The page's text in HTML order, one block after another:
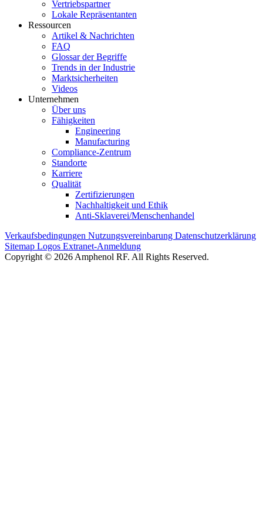
Vertriebspartner
Lokale Repräsentanten
Ressourcen
Artikel & Nachrichten
FAQ
Glossar der Begriffe
Trends in der Industrie
Marktsicherheiten
Videos
Unternehmen
Über uns
Fähigkeiten
Engineering
Manufacturing
Compliance-Zentrum
Standorte
Karriere
Qualität
Zertifizierungen
Nachhaltigkeit und Ethik
Anti-Sklaverei/Menschenhandel
Verkaufsbedingungen Nutzungsvereinbarung Datenschutzerklärung
Sitemap Logos Extranet-Anmeldung
Copyright © 2026 Amphenol RF. All Rights Reserved.